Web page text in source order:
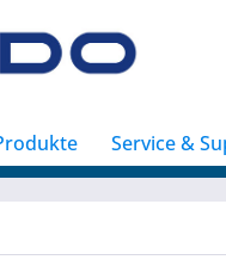
Service &